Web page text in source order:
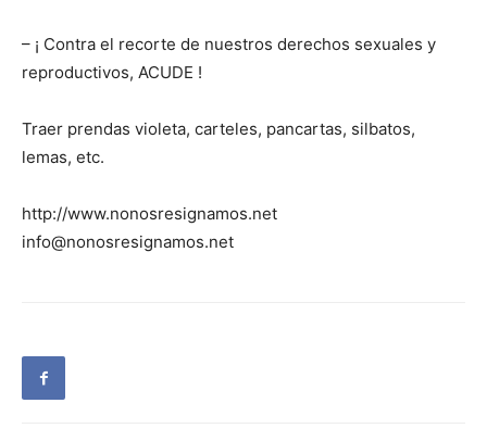
– ¡ Contra el recorte de nuestros derechos sexuales y
reproductivos, ACUDE !
Traer prendas violeta, carteles, pancartas, silbatos,
lemas, etc.
http://www.nonosresignamos.net
info@nonosresignamos.net